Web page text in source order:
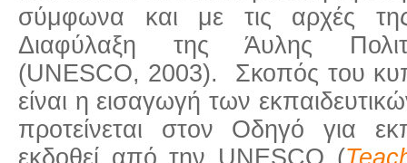
σύμφωνα και με τις αρχές
Διαφύλαξη της Άυλης
(UNESCO, 2003). Σκοπός του
είναι η εισαγωγή των
προτείνεται στον Οδηγό για
εκδοθεί από την UNESCO (